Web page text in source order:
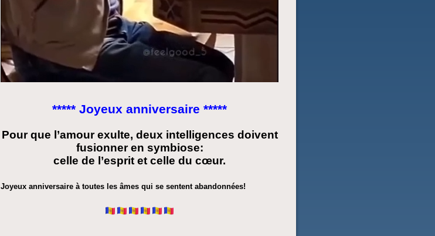
***** Joyeux anniversaire *****
Pour que l’amour exulte, deux intelligences doivent
fusionner en symbiose:
celle de l’esprit et celle du cœur.
Joyeux anniversaire à toutes les âmes qui se sentent abandonnées!